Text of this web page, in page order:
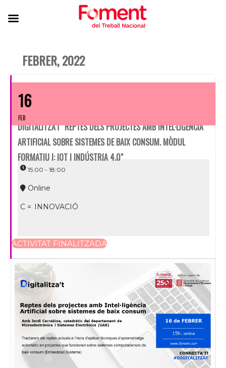
FEBRER, 2022
16
FEB
DIGITALITZA'T "REPTES DELS PROJECTES AMB INTEL·LIGÈNCIA
ARTIFICIAL SOBRE SISTEMES DE BAIX CONSUM. MÒDUL
FORMATIU I: IOT I INDÚSTRIA 4.0"
15:00 - 18:00
Online
C = INNOVACIÓ
ACTIVITAT FINALITZADA